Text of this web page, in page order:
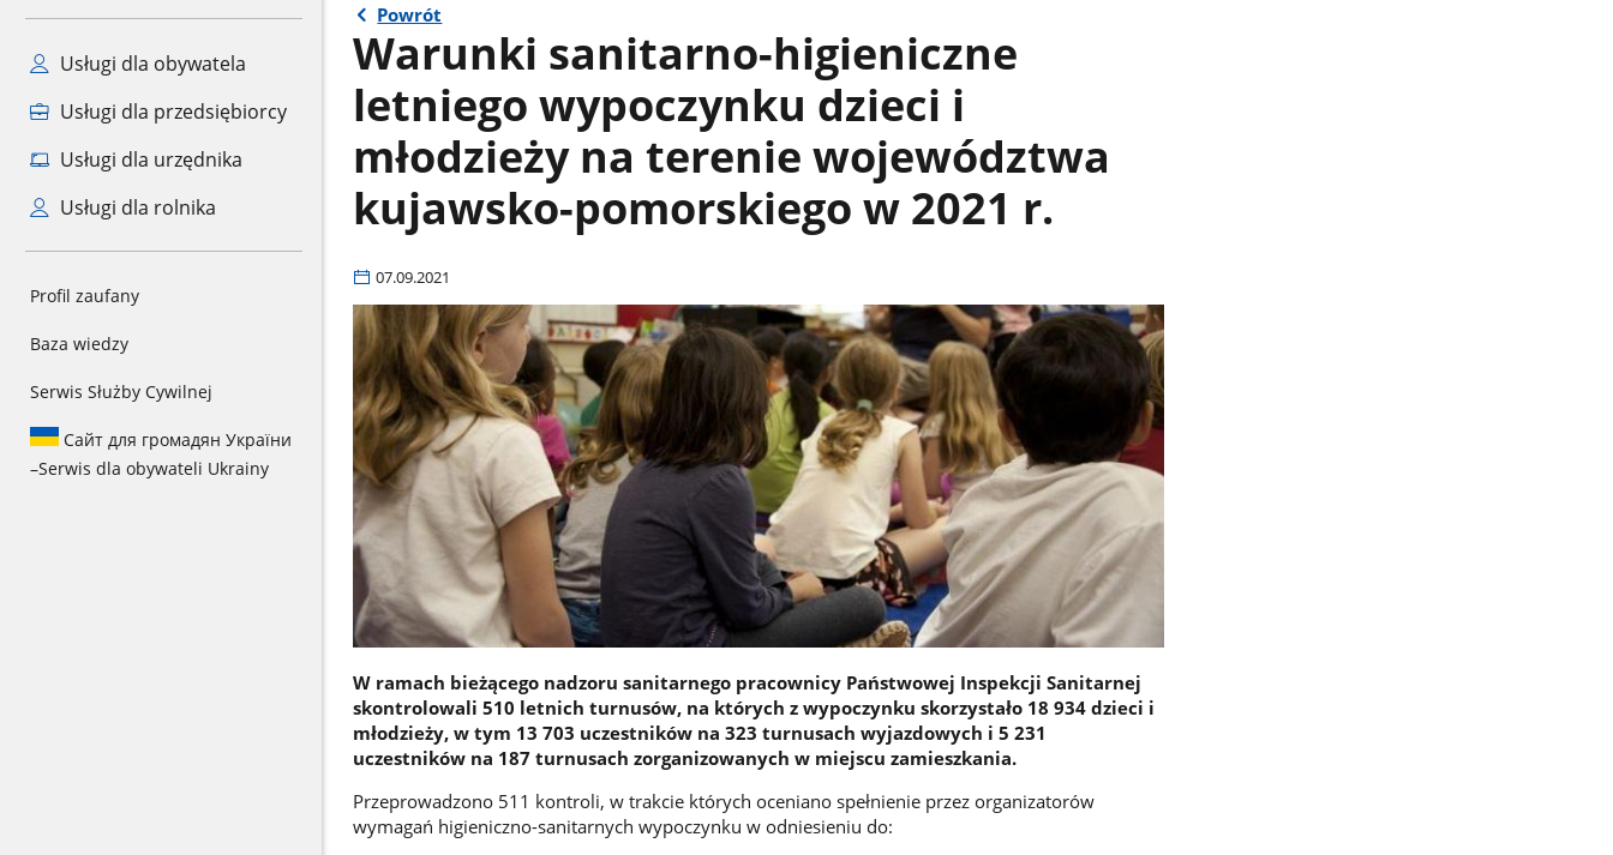
Usługi dla obywatela
Usługi dla przedsiębiorcy
Usługi dla urzędnika
Usługi dla rolnika
Profil zaufany
Baza wiedzy
Serwis Służby Cywilnej
Сайт для громадян України
–Serwis dla obywateli Ukrainy
Powrót
Warunki sanitarno-higieniczne
letniego wypoczynku dzieci i
młodzieży na terenie województwa
kujawsko-pomorskiego w 2021 r.
07.09.2021
W ramach bieżącego nadzoru sanitarnego pracownicy Państwowej Inspekcji Sanitarnej
skontrolowali 510 letnich turnusów, na których z wypoczynku skorzystało 18 934 dzieci i
młodzieży, w tym 13 703 uczestników na 323 turnusach wyjazdowych i 5 231
uczestników na 187 turnusach zorganizowanych w miejscu zamieszkania.
Przeprowadzono 511 kontroli, w trakcie których oceniano spełnienie przez organizatorów
wymagań higieniczno-sanitarnych wypoczynku w odniesieniu do: